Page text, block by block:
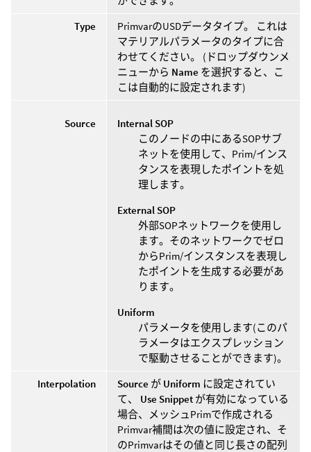
Type
PrimvarのUSDデータタイプ。 これは
マテリアルパラメータのタイプに合
わせてください。 (ドロップダウンメ
ニューから Name を選択すると、こ
こは自動的に設定されます)
Source
Internal SOP
このノードの中にあるSOPサブ
ネットを使用して、Prim/インス
タンスを表現したポイントを処
理します。
External SOP
外部SOPネットワークを使用し
ます。そのネットワークでゼロ
からPrim/インスタンスを表現し
たポイントを生成する必要があ
ります。
Uniform
パラメータを使用します(このパ
ラメータはエクスプレッション
で駆動させることができます)。
Interpolation
Source が Uniform に設定されてい
て、 Use Snippet が有効になっている
場合、メッシュPrimで作成される
Primvar補間は次の値に設定され、そ
のPrimvarはその値と同じ長さの配列